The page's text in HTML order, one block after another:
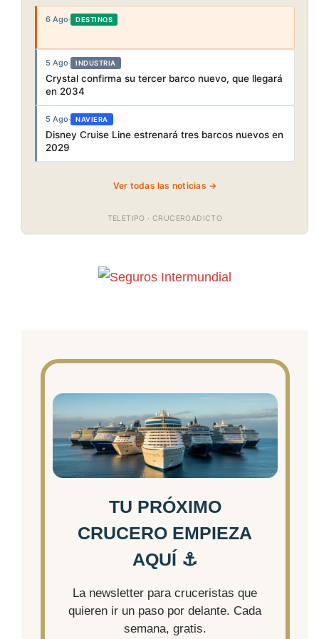
6 Ago· DESTINOS
5 Ago· INDUSTRIA
Crystal confirma su tercer barco nuevo, que llegará
en 2034
5 Ago· NAVIERA
Disney Cruise Line estrenará tres barcos nuevos en
2029
Ver todas las noticias →
TELETIPO · CRUCEROADICTO